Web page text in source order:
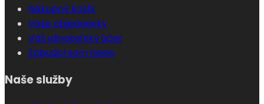
Nákupný košík
Vaše objednávky
Váš uživateľský účet
Zabudol som heslo
Naše služby